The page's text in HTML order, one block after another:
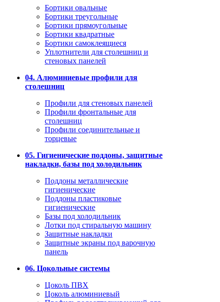
Бортики овальные
Бортики треугольные
Бортики прямоугольные
Бортики квадратные
Бортики самоклеящиеся
Уплотнители для столешниц и
стеновых панелей
04. Алюминиевые профили для
столешниц
Профили для стеновых панелей
Профили фронтальные для
столешниц
Профили соединительные и
торцевые
05. Гигиенические поддоны, защитные
накладки, базы под холодильник
Поддоны металлические
гигиенические
Поддоны пластиковые
гигиенические
Базы под холодильник
Лотки под стиральную машину
Защитные накладки
Защитные экраны под варочную
панель
06. Цокольные системы
Цоколь ПВХ
Цоколь алюминиевый